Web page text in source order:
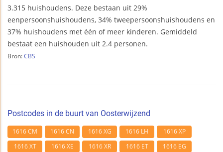
3.315 huishoudens. Deze bestaan uit 29%
eenpersoonshuishoudens, 34% tweepersoonshuishoudens en
37% huishoudens met één of meer kinderen. Gemiddeld
bestaat een huishouden uit 2.4 personen.
Bron: CBS
Postcodes in de buurt van Oosterwijzend
1616 CM 1616 CN 1616 XG 1616 LH
1616 XP
1616 XT
1616 XE 1616 XR 1616 ET
1616 EG